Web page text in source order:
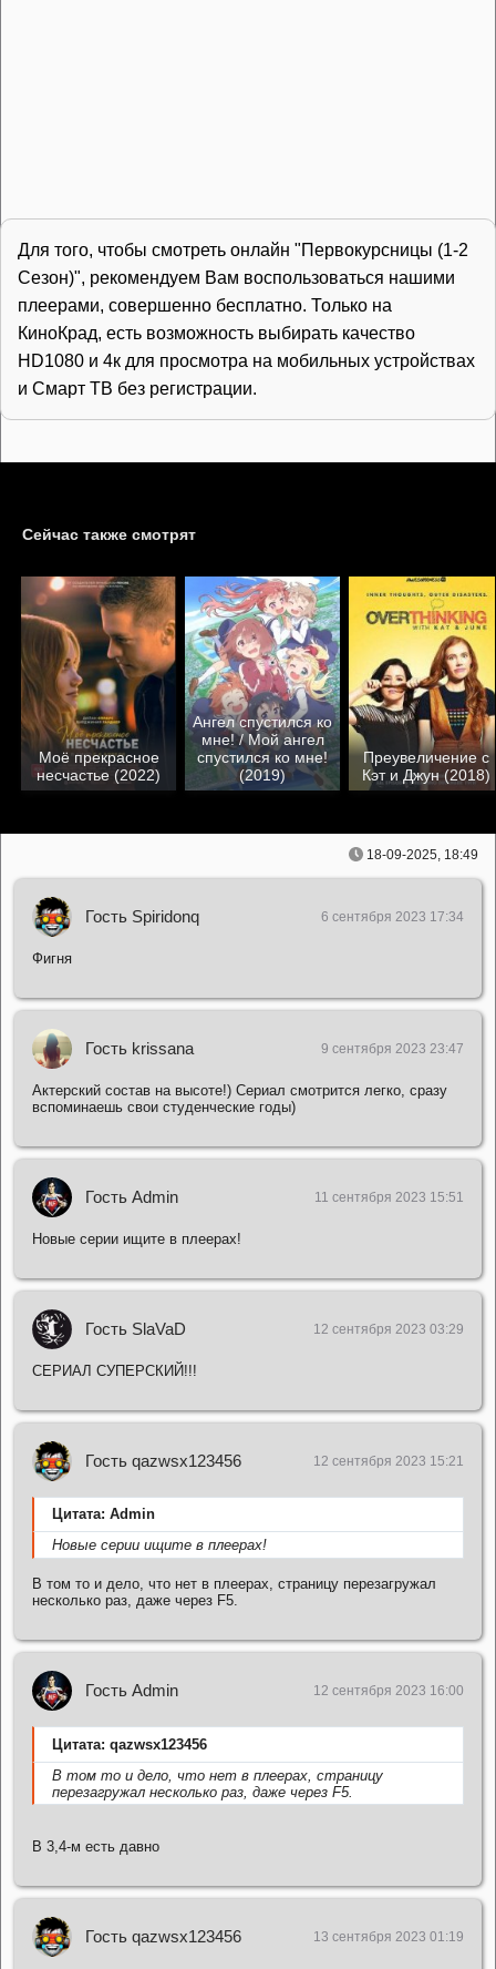
Для того, чтобы смотреть онлайн "Первокурсницы (1-2
Сезон)", рекомендуем Вам воспользоваться нашими
плеерами, совершенно бесплатно. Только на
КиноКрад, есть возможность выбирать качество
HD1080 и 4к для просмотра на мобильных устройствах
и Смарт ТВ без регистрации.
Сейчас также смотрят
Моё прекрасное
несчастье (2022)
Ангел спустился ко
мне! / Мой ангел
спустился ко мне!
(2019)
Преувеличение с
Кэт и Джун (2018)
18-09-2025, 18:49
Гость Spiridonq 6 сентября 2023 17:34
Фигня
Гость krissana 9 сентября 2023 23:47
Актерский состав на высоте!) Сериал смотрится легко, сразу
вспоминаешь свои студенческие годы)
Гость Admin 11 сентября 2023 15:51
Новые серии ищите в плеерах!
Гость SlaVaD 12 сентября 2023 03:29
СЕРИАЛ СУПЕРСКИЙ!!!
Гость qazwsx123456 12 сентября 2023 15:21
Цитата: Admin
Новые серии ищите в плеерах!
В том то и дело, что нет в плеерах, страницу перезагружал
несколько раз, даже через F5.
Гость Admin 12 сентября 2023 16:00
Цитата: qazwsx123456
В том то и дело, что нет в плеерах, страницу
перезагружал несколько раз, даже через F5.
В 3,4-м есть давно
Гость qazwsx123456 13 сентября 2023 01:19